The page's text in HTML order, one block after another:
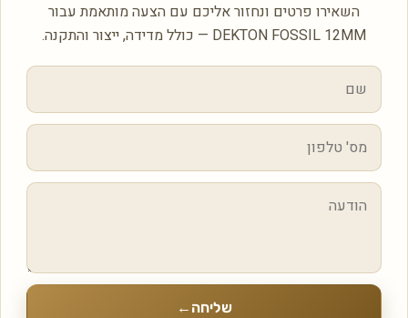
השאירו פרטים ונחזור אליכם עם הצעה מותאמת עבור
DEKTON FOSSIL 12MM — כולל מדידה, ייצור והתקנה.
שליחה ←